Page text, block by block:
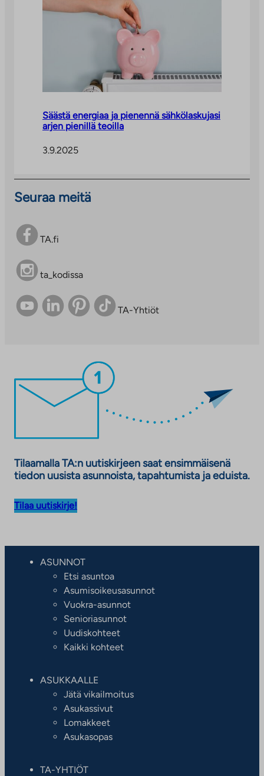
Säästä energiaa ja pienennä sähkölaskujasi
arjen pienillä teoilla
3.9.2025
Seuraa meitä
TA.fi
ta_kodissa
TA-Yhtiöt
Tilaamalla TA:n uutiskirjeen saat ensimmäisenä
tiedon uusista asunnoista, tapahtumista ja eduista.
Tilaa uutiskirje!
ASUNNOT
Etsi asuntoa
Asumisoikeusasunnot
Vuokra-asunnot
Senioriasunnot
Uudiskohteet
Kaikki kohteet
ASUKKAALLE
Jätä vikailmoitus
Asukassivut
Lomakkeet
Asukasopas
TA-YHTIÖT